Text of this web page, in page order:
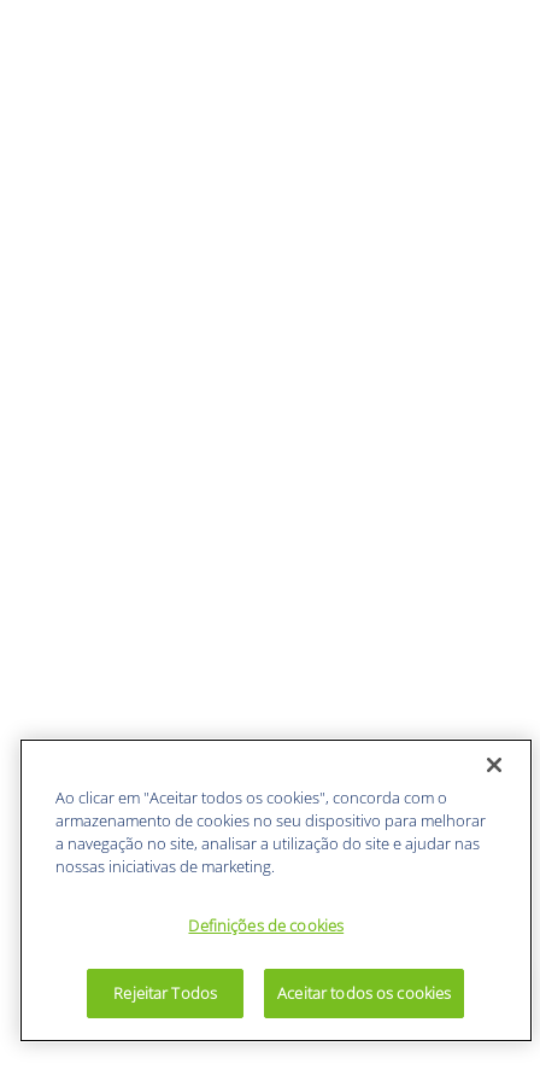
Ao clicar em "Aceitar todos os cookies", concorda com o
armazenamento de cookies no seu dispositivo para melhorar
a navegação no site, analisar a utilização do site e ajudar nas
nossas iniciativas de marketing.
Definições de cookies
Rejeitar Todos Aceitar todos os cookies